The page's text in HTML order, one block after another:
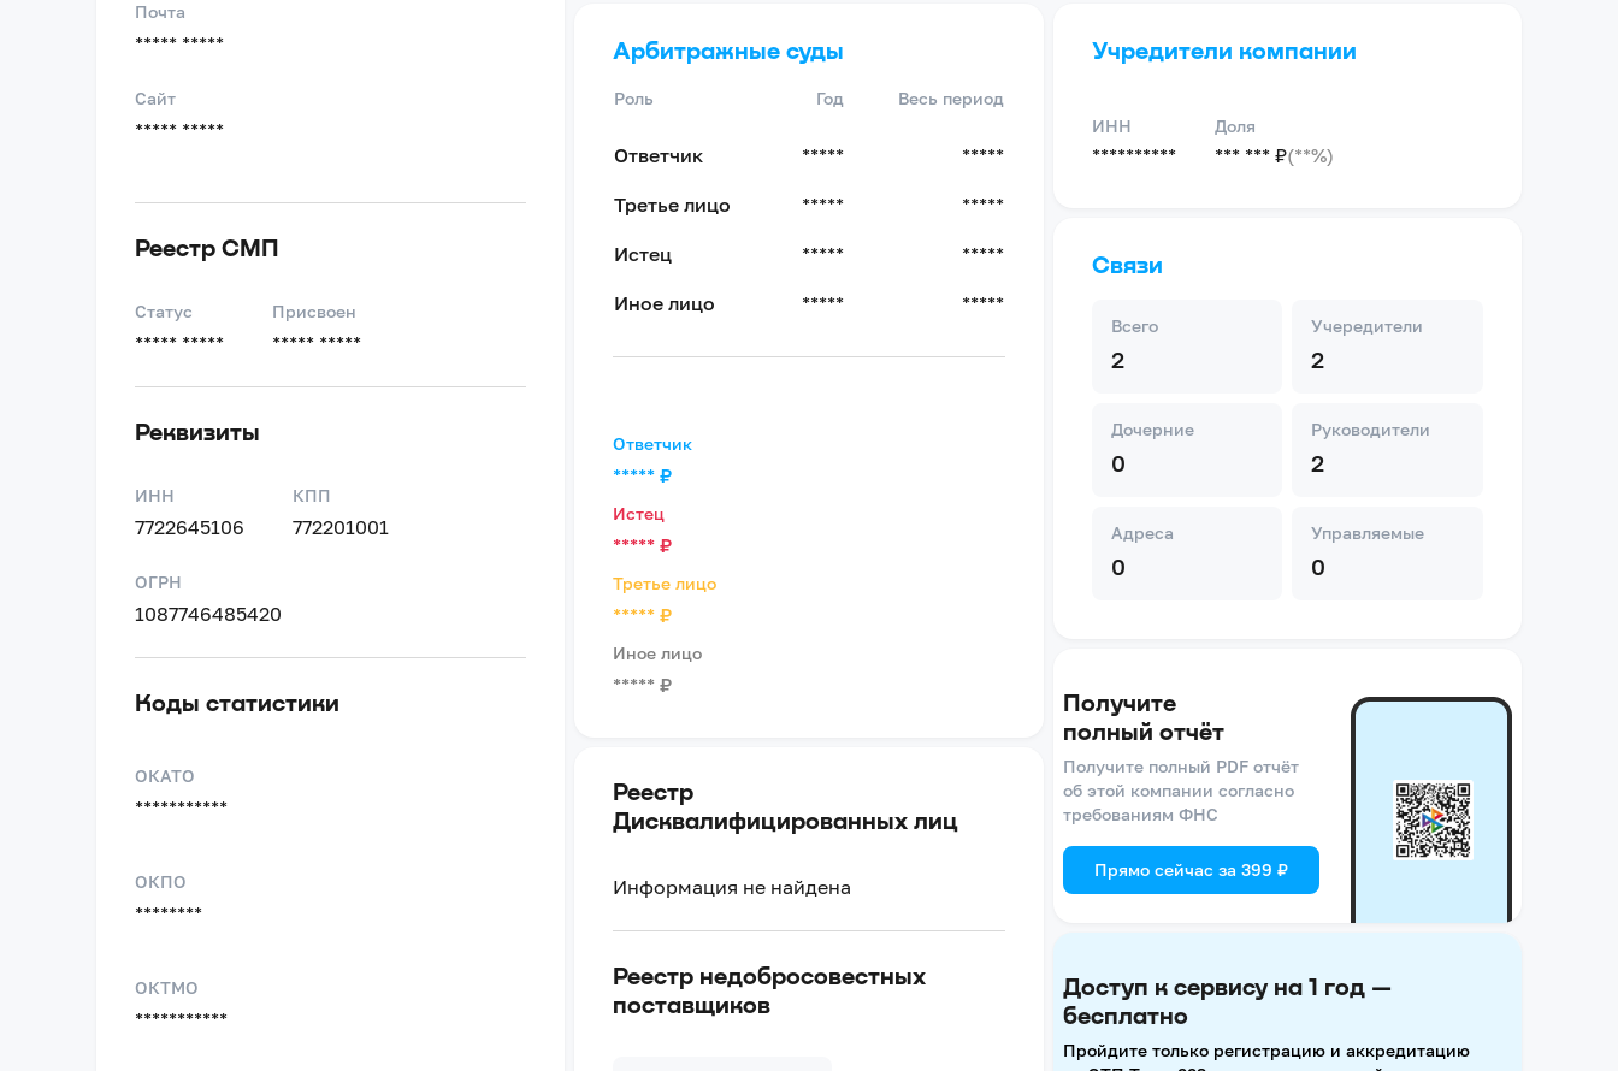
Почта
***** *****
Сайт
***** *****
Реестр СМП
Статус
***** *****
Присвоен
***** *****
Реквизиты
ИНН
7722645106
КПП
772201001
ОГРН
1087746485420
Коды статистики
ОКАТО
***********
ОКПО
********
ОКТМО
***********
Арбитражные суды
Роль Год Весь период
Ответчик ***** *****
Третье лицо ***** *****
Истец ***** *****
Иное лицо ***** *****
Ответчик
***** ₽
Истец
***** ₽
Третье лицо
***** ₽
Иное лицо
***** ₽
Реестр
Дисквалифицированных лиц
Информация не найдена
Реестр недобросовестных
поставщиков
Учредители компании
ИНН
**********
Доля
*** *** ₽(**%)
Связи
Всего
2
Учередители
2
Дочерние
0
Руководители
2
Адреса
0
Управляемые
0
Получите
полный отчёт
Получите полный PDF отчёт
об этой компании согласно
требованиям ФНС
Прямо сейчас за 399 ₽
Доступ к сервису на 1 год —
бесплатно
Пройдите только регистрацию и аккредитацию